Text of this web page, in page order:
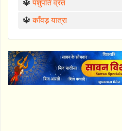
🔱पशुपति व्रत
🔱काँवड़ यात्रा